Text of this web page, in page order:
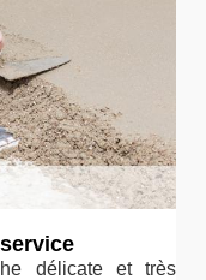
délicate et très